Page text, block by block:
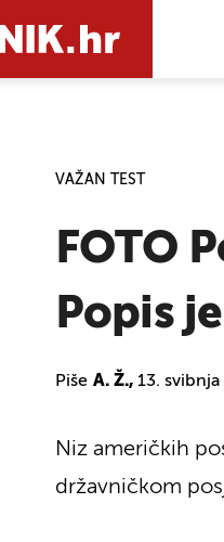
VAŽAN TEST
FOTO
Popis
Piše A. Ž., 13.
Niz američkih
državničkom